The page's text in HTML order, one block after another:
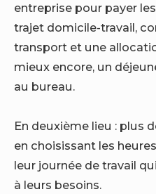
entreprise pour payer
trajet domicile-travail,
transport et une
mieux encore, un
au bureau.
En deuxième lieu : plus
en choisissant les
leur journée de travail
à leurs besoins.